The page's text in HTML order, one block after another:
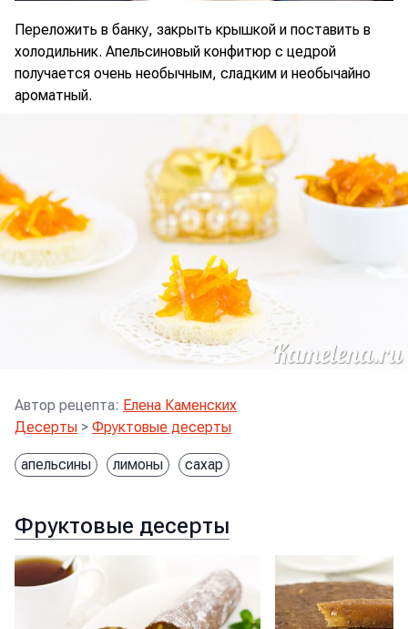
Переложить в банку, закрыть крышкой и поставить в
холодильник. Апельсиновый конфитюр с цедрой
получается очень необычным, сладким и необычайно
ароматный.
Автор рецепта: Елена Каменских
Десерты > Фруктовые десерты
апельсины лимоны сахар
Фруктовые десерты